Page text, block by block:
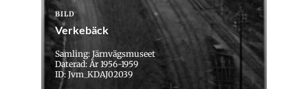
BILD
Verkebäck
Samling: Järnvägsmuseet
Daterad: År 1956-1959
ID: Jvm_KDAJ02039